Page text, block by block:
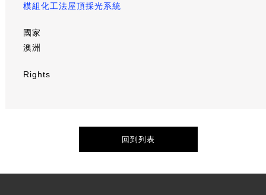
模組化工法屋頂採光系統
國家
澳洲
Rights
回到列表